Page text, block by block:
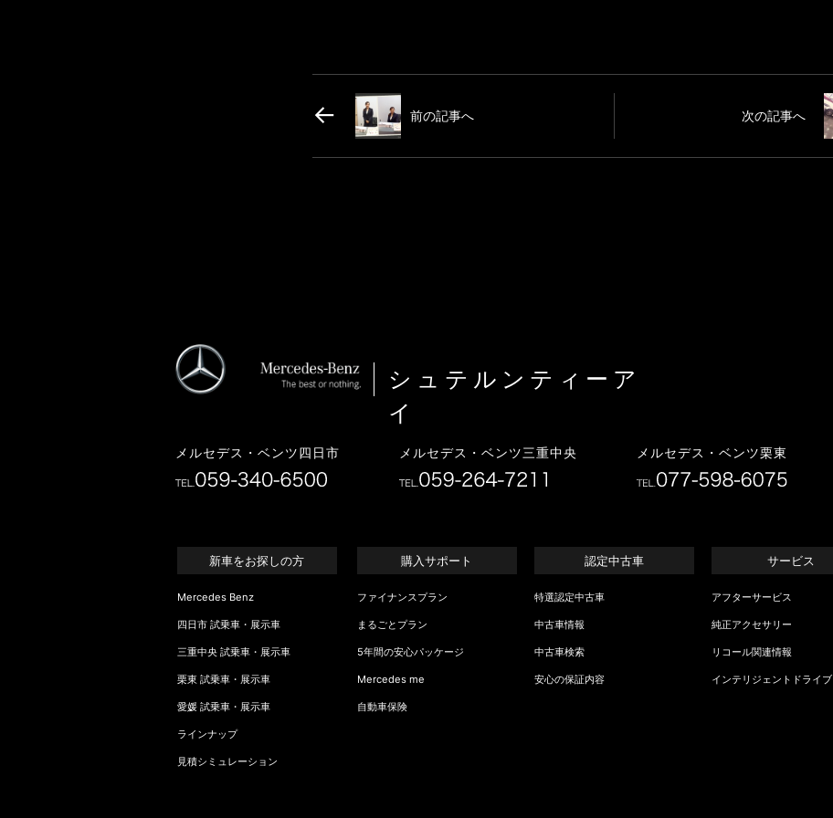
前の記事へ 次の記事へ
シュテルンティーア
イ
メルセデス・ベンツ四日市 メルセデス・ベンツ三重中央 メルセデス・ベンツ栗東
新車をお探しの方
Mercedes Benz
四日市 試乗車・展示車
三重中央 試乗車・展示車
栗東 試乗車・展示車
愛媛 試乗車・展示車
ラインナップ
見積シミュレーション
購入サポート
ファイナンスプラン
まるごとプラン
5年間の安心パッケージ
Mercedes me
自動車保険
認定中古車
特選認定中古車
中古車情報
中古車検索
安心の保証内容
サービス
アフターサービス
純正アクセサリー
リコール関連情報
インテリジェントドライブ